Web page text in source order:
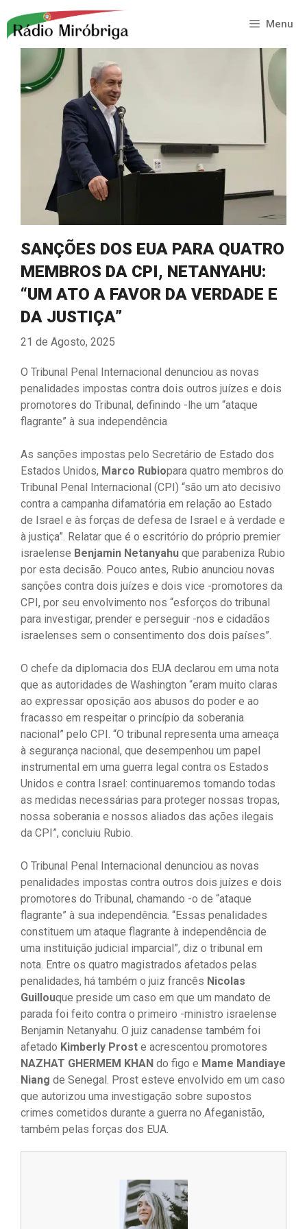
para
Menu
SANÇÕES DOS EUA PARA QUATRO
MEMBROS DA CPI, NETANYAHU:
“UM ATO A FAVOR DA VERDADE E
DA JUSTIÇA”
21 de Agosto, 2025
O Tribunal Penal Internacional denunciou as novas
penalidades impostas contra dois outros juízes e dois
promotores do Tribunal, definindo -lhe um “ataque
flagrante” à sua independência
As sanções impostas pelo Secretário de Estado dos
Estados Unidos, Marco Rubiopara quatro membros do
Tribunal Penal Internacional (CPI) “são um ato decisivo
contra a campanha difamatória em relação ao Estado
de Israel e às forças de defesa de Israel e à verdade e
à justiça”. Relatar que é o escritório do próprio premier
israelense Benjamin Netanyahu que parabeniza Rubio
por esta decisão. Pouco antes, Rubio anunciou novas
sanções contra dois juízes e dois vice -promotores da
CPI, por seu envolvimento nos “esforços do tribunal
para investigar, prender e perseguir -nos e cidadãos
israelenses sem o consentimento dos dois países”.
O chefe da diplomacia dos EUA declarou em uma nota
que as autoridades de Washington “eram muito claras
ao expressar oposição aos abusos do poder e ao
fracasso em respeitar o princípio da soberania
nacional” pelo CPI. “O tribunal representa uma ameaça
à segurança nacional, que desempenhou um papel
instrumental em uma guerra legal contra os Estados
Unidos e contra Israel: continuaremos tomando todas
as medidas necessárias para proteger nossas tropas,
nossa soberania e nossos aliados das ações ilegais
da CPI”, concluiu Rubio.
O Tribunal Penal Internacional denunciou as novas
penalidades impostas contra outros dois juízes e dois
promotores do Tribunal, chamando -o de “ataque
flagrante” à sua independência. “Essas penalidades
constituem um ataque flagrante à independência de
uma instituição judicial imparcial”, diz o tribunal em
nota. Entre os quatro magistrados afetados pelas
penalidades, há também o juiz francês Nicolas
Guillouque preside um caso em que um mandato de
parada foi feito contra o primeiro -ministro israelense
Benjamin Netanyahu. O juiz canadense também foi
afetado Kimberly Prost e acrescentou promotores
NAZHAT GHERMEM KHAN do figo e Mame Mandiaye
Niang de Senegal. Prost esteve envolvido em um caso
que autorizou uma investigação sobre supostos
crimes cometidos durante a guerra no Afeganistão,
também pelas forças dos EUA.